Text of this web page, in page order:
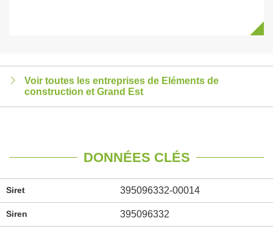
Voir toutes les entreprises de Eléments de
construction et Grand Est
DONNÉES CLÉS
Siret 395096332-00014
Siren 395096332